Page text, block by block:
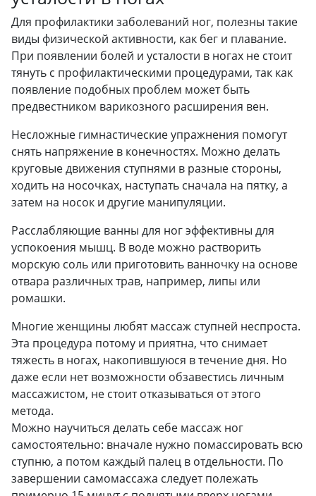
Для профилактики заболеваний ног, полезны такие
виды физической активности, как бег и плавание.
При появлении болей и усталости в ногах не стоит
тянуть с профилактическими процедурами, так как
появление подобных проблем может быть
предвестником варикозного расширения вен.
Несложные гимнастические упражнения помогут
снять напряжение в конечностях. Можно делать
круговые движения ступнями в разные стороны,
ходить на носочках, наступать сначала на пятку, а
затем на носок и другие манипуляции.
Расслабляющие ванны для ног эффективны для
успокоения мышц. В воде можно растворить
морскую соль или приготовить ванночку на основе
отвара различных трав, например, липы или
ромашки.
Многие женщины любят массаж ступней неспроста.
Эта процедура потому и приятна, что снимает
тяжесть в ногах, накопившуюся в течение дня. Но
даже если нет возможности обзавестись личным
массажистом, не стоит отказываться от этого
метода.
Можно научиться делать себе массаж ног
самостоятельно: вначале нужно помассировать всю
ступню, а потом каждый палец в отдельности. По
завершении самомассажа следует полежать